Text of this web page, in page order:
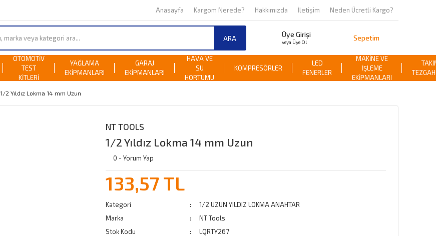
Anasayfa Kargom Nerede? Hakkımızda İletişim Neden Ücretli Kargo?
ARA Üye Girişi
veya Üye Ol Sepetim
OTOMOTİV
TEST
KİTLERİ
YAĞLAMA
EKİPMANLARI
GARAJ
EKİPMANLARI
HAVA VE
SU
HORTUMU
KOMPRESÖRLER
LED
FENERLER
MAKİNE VE
İŞLEME
EKİPMANLARI
1/2 Yıldız Lokma 14 mm Uzun
NT TOOLS
1/2 Yıldız Lokma 14 mm Uzun
0 - Yorum Yap
133,57 TL
Kategori
1/2 UZUN YILDIZ LOKMA ANAHTAR
Marka
NT Tools
Stok Kodu
LQRTY267